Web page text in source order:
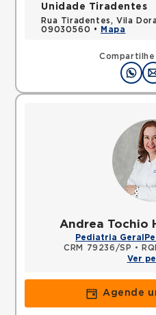
Unidade Tiradentes
Rua Tiradentes, Vila
09030560 •
Mapa
Andrea Tochio
Pediatria Geral
CRM 79236/SP •
Ver
Agende